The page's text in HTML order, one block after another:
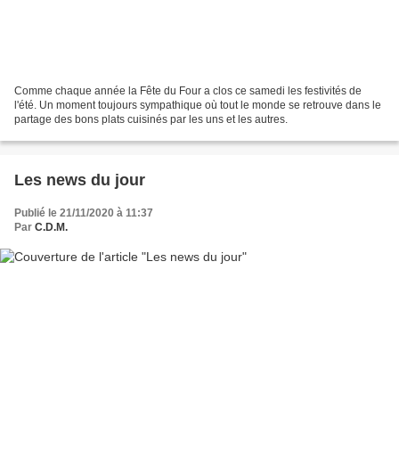
Comme chaque année la Fête du Four a clos ce samedi les festivités de
l'été. Un moment toujours sympathique où tout le monde se retrouve dans le
partage des bons plats cuisinés par les uns et les autres.
Les news du jour
Publié le 21/11/2020 à 11:37
Par C.D.M.